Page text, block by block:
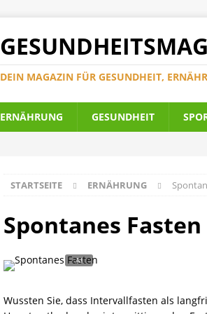
DEIN MAGAZIN FÜR GESUNDHEIT,
ERNÄHRUNG GESUNDHEIT
STARTSEITE ERNÄHRUNG
Spontanes
Wussten Sie, dass Intervallfasten als